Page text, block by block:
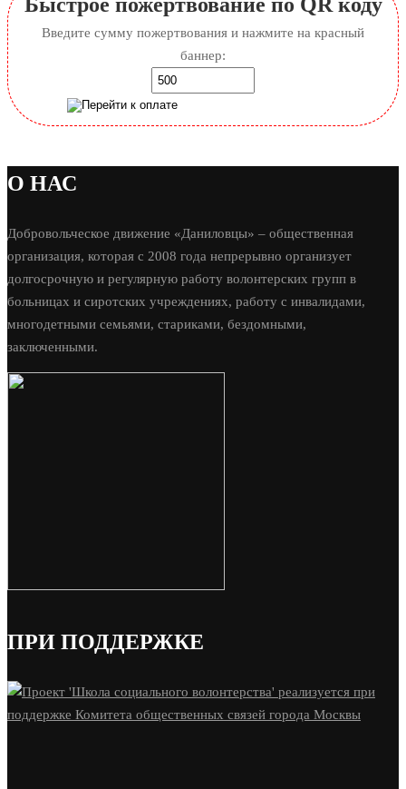
Введите сумму пожертвования и нажмите на красный
баннер:
О НАС
Добровольческое движение «Даниловцы» – общественная
организация, которая с 2008 года непрерывно организует
долгосрочную и регулярную работу волонтерских групп в
больницах и сиротских учреждениях, работу с инвалидами,
многодетными семьями, стариками, бездомными,
заключенными.
ПРИ ПОДДЕРЖКЕ